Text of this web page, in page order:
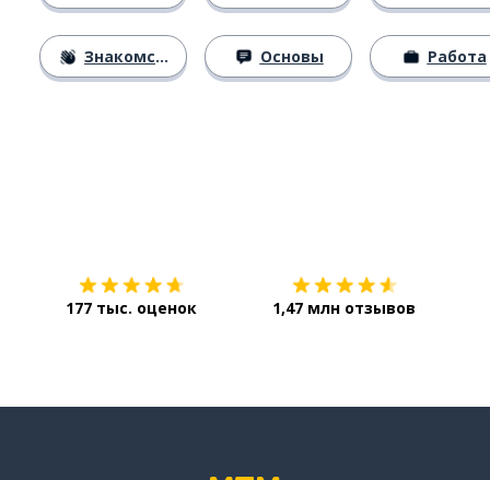
Знакомство Основы Работа
177 тыс. оценок 1,47 млн отзывов